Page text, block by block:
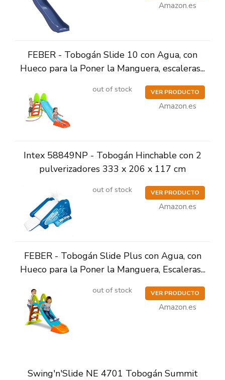
Amazon.es
FEBER - Tobogán Slide 10 con Agua, con
Hueco para la Poner la Manguera, escaleras...
out of stock VER PRODUCTO
Amazon.es
Intex 58849NP - Tobogán Hinchable con 2
pulverizadores 333 x 206 x 117 cm
out of stock VER PRODUCTO
Amazon.es
FEBER - Tobogán Slide Plus con Agua, con
Hueco para la Poner la Manguera, Escaleras...
out of stock VER PRODUCTO
Amazon.es
Swing'n'Slide NE 4701 Tobogán Summit